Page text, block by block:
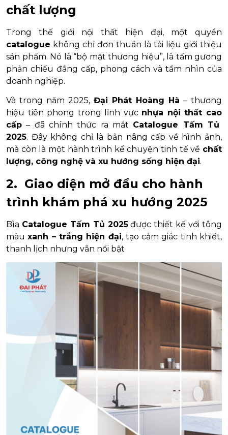
chất lượng
Trong thế giới nội thất hiện đại, một quyển
catalogue không chỉ đơn thuần là tài liệu giới thiệu
sản phẩm. Nó là “bộ mặt thương hiệu”, là tấm gương
phản chiếu đẳng cấp, phong cách và tầm nhìn của
doanh nghiệp.
Và trong năm 2025, Đại Phát Hoàng Hà – thương
hiệu tiên phong trong lĩnh vực nhựa nội thất cao
cấp – đã chính thức ra mắt Catalogue Tấm Tủ
2025. Đây không chỉ là bản nâng cấp về hình ảnh,
mà còn là một hành trình kể chuyện tinh tế về chất
lượng, công nghệ và xu hướng sống hiện đại.
2. Giao diện mở đầu cho hành
trình khám phá xu hướng 2025
Bìa Catalogue Tấm Tủ 2025được thiết kế với tông
màuxanh – trắng hiện đại, tạo cảm giác tinh khiết,
thanh lịch nhưng vẫn nổi bật